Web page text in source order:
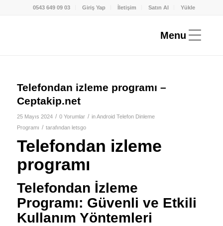
0543 649 09 03 Giriş Yap İletişim Satın Al Yükle
Telefondan izleme programı –
Ceptakip.net
25 Mayıs 2024 / 0 Yorumlar / inAndroid Telefon Dinleme
Programı / tarafından letsgo
Telefondan izleme
programı
Telefondan İzleme
Programı: Güvenli ve Etkili
Kullanım Yöntemleri